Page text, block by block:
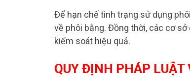
Để hạn chế tình trạng sử dụng
về phôi bằng. Đồng thời, các cơ
kiểm soát hiệu quả.
QUY ĐỊNH PHÁP LUẬT